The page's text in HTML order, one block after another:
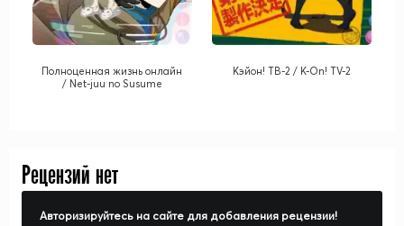
Полноценная жизнь онлайн
/ Net-juu no Susume
Кэйон! ТВ-2 / K-On! TV-2
Рецензий нет
Авторизируйтесь на сайте для добавления рецензии!